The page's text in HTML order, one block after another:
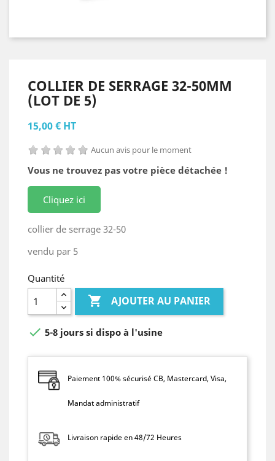
COLLIER DE SERRAGE 32-50MM
(LOT DE 5)
15,00 € HT
Aucun avis pour le moment
Vous ne trouvez pas votre pièce détachée !
Cliquez ici
collier de serrage 32-50
vendu par 5
Quantité
 AJOUTER AU PANIER
 5-8 jours si dispo à l'usine
Paiement 100% sécurisé CB, Mastercard, Visa,
Mandat administratif
Livraison rapide en 48/72 Heures